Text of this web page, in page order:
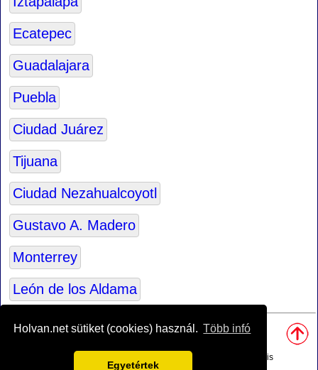
Holvan.net sütiket (cookies) használ. Több infó
Egyetértek
Ecatepec
Guadalajara
Puebla
Ciudad Juárez
Tijuana
Ciudad Nezahualcoyotl
Gustavo A. Madero
Monterrey
León de los Aldama
Források:
Tom Patterson , térképész készítette.
adatbázis